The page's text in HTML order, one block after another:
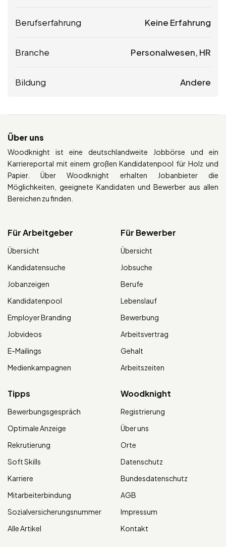
Berufserfahrung Keine Erfahrung
Branche Personalwesen, HR
Bildung Andere
Über uns
Woodknight ist eine deutschlandweite Jobbörse und ein
Karriereportal mit einem großen Kandidatenpool für Holz und
Papier. Über Woodknight erhalten Jobanbieter die
Möglichkeiten, geeignete Kandidaten und Bewerber aus allen
Bereichen zu finden.
Für Arbeitgeber
Übersicht
Kandidatensuche
Jobanzeigen
Kandidatenpool
Employer Branding
Jobvideos
E-Mailings
Medienkampagnen
Für Bewerber
Übersicht
Jobsuche
Berufe
Lebenslauf
Bewerbung
Arbeitsvertrag
Gehalt
Arbeitszeiten
Tipps
Bewerbungsgespräch
Optimale Anzeige
Rekrutierung
Soft Skills
Karriere
Mitarbeiterbindung
Sozialversicherungsnummer
Alle Artikel
Woodknight
Registrierung
Über uns
Orte
Datenschutz
Bundesdatenschutz
AGB
Impressum
Kontakt